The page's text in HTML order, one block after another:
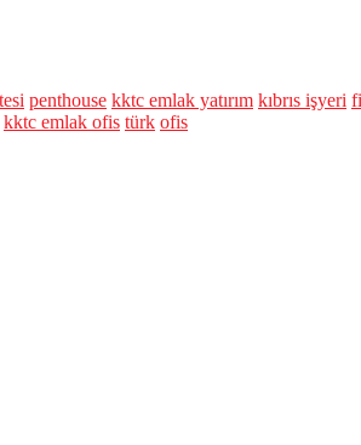
penthouse kktc emlak yatırım kıbrıs işyeri
kktc emlak ofis türk ofis